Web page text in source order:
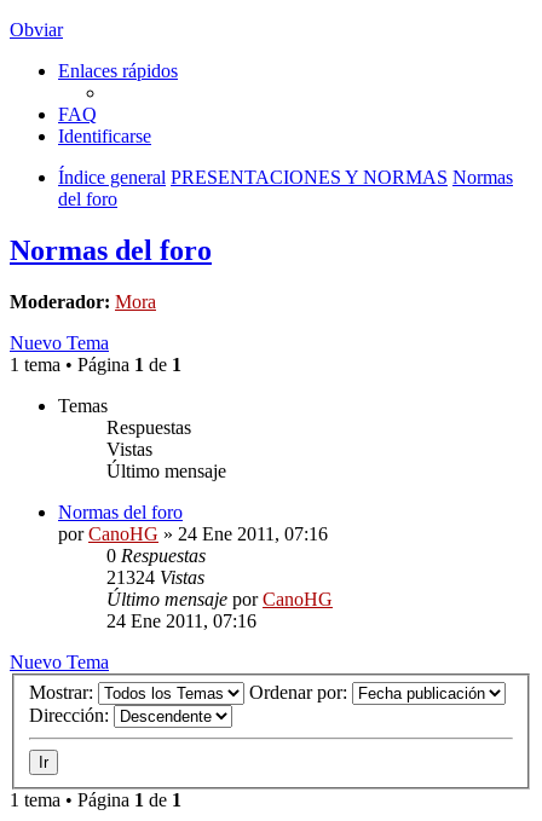
Obviar
Enlaces rápidos
FAQ
Identificarse
Índice general PRESENTACIONES Y NORMAS Normas
del foro
Normas del foro
Moderador: Mora
Nuevo Tema
1 tema • Página 1 de 1
Temas
Respuestas
Vistas
Último mensaje
Normas del foro
porCanoHG » 24 Ene 2011, 07:16
0 Respuestas
21324 Vistas
Último mensaje porCanoHG
24 Ene 2011, 07:16
Nuevo Tema
Mostrar:
Ordenar por:
Dirección:
1 tema • Página 1 de 1